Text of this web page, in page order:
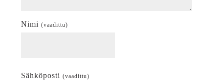
Nimi (vaadittu)
Sähköposti (vaadittu)